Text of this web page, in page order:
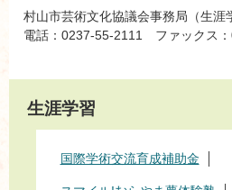
村山市芸術文化協議会事務局（生涯
電話：0237-55-2111 ファックス
生涯学習
国際学術交流育成補助金